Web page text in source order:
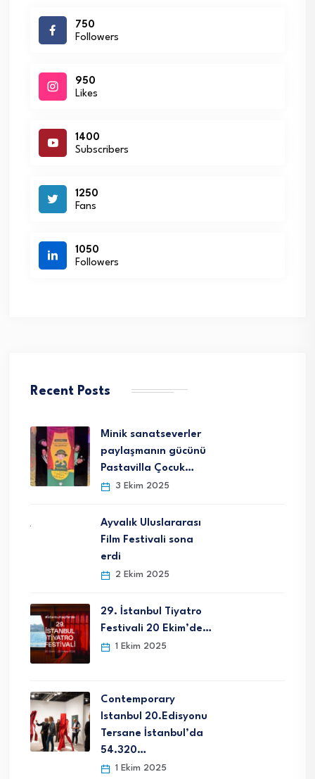
750
Followers
950
Likes
1400
Subscribers
1250
Fans
1050
Followers
Recent Posts
Minik sanatseverler
paylaşmanın gücünü
Pastavilla Çocuk…
3 Ekim 2025
Ayvalık Uluslararası
Film Festivali sona
erdi
2 Ekim 2025
29. İstanbul Tiyatro
Festivali 20 Ekim’de…
1 Ekim 2025
Contemporary
Istanbul 20.Edisyonu
Tersane İstanbul’da
54.320…
1 Ekim 2025